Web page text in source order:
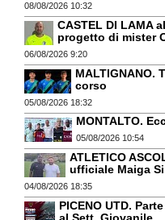
08/08/2026 10:32
CASTEL DI LAMA
progetto di mister
06/08/2026 9:20
MALTIGNANO.
corso
05/08/2026 18:32
MONTALTO.
05/08/2026 10:54
ATLETICO
ufficiale Maiga
04/08/2026 18:35
PICENO UTD.